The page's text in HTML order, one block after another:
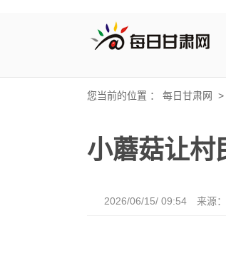
您当前的位置 ： 每日甘肃网 >
小蘑菇让
2026/06/15/ 09:54 来源